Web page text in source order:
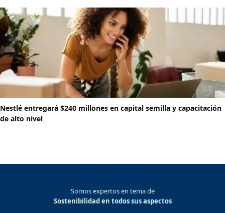
Nestlé entregará $240 millones en capital semilla y capacitación
de alto nivel
Somos expertos en tema de
Sostenibilidad en todos sus aspectos